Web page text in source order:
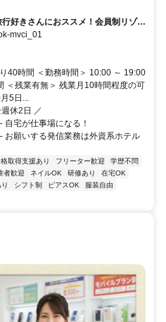
好きさんにおススメ！会員制リゾー
ーク◎月収34万円以上も可能！
mvci_01
40時間 ＜勤務時間＞ 10:00 ～ 19:00
＜残業有無＞ 残業月10時間程度の可
5日...
休2日 ／
が仕事場になる！
いする発信業務は外資系ホテル
格取得支援あり フリーター歓迎
学歴不問
者歓迎 ネイルOK 研修あり
在宅OK
シフト制 ピアスOK
服装自由